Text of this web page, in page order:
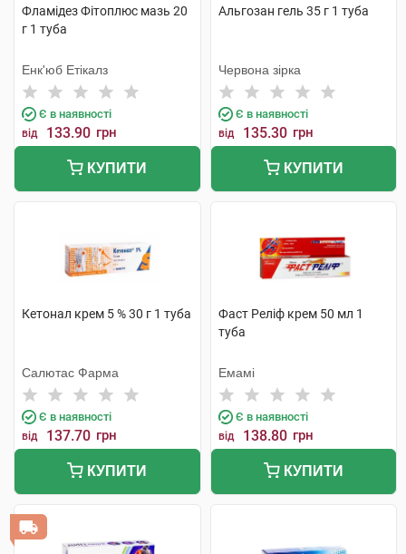
Фламідез Фітоплюс мазь 20
г 1 туба
Енк'юб Етікалз
Є в наявності
від 133.90 грн
КУПИТИ
Альгозан гель 35 г 1 туба
Червона зірка
Є в наявності
від 135.30 грн
КУПИТИ
Кетонал крем 5 % 30 г 1 туба
Салютас Фарма
Є в наявності
від 137.70 грн
КУПИТИ
Фаст Реліф крем 50 мл 1
туба
Емамі
Є в наявності
від 138.80 грн
КУПИТИ